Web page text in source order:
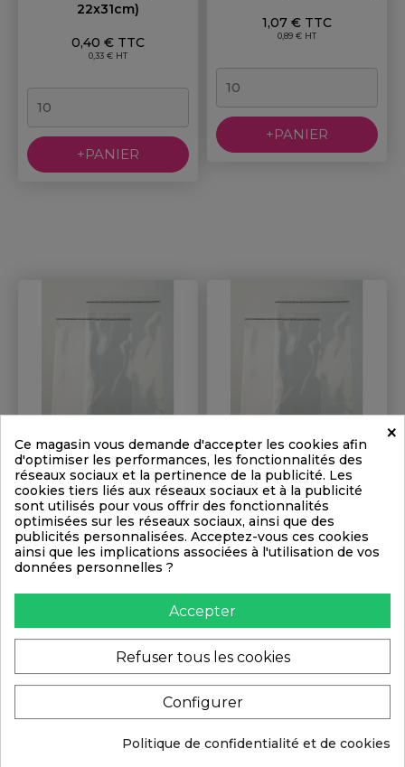
22x31cm)
0,40 € TTC
0,33 € HT
+PANIER
1,07 € TTC
0,89 € HT
+PANIER
Pochette Transparente
30x40cm (brut 31x41cm)
Prix
0,49 € TTC
0,41 € HT
+PANIER
Pochette Transparente
13x18cm (brut 14x19cm)
Prix
0,20 € TTC
0,17 € HT
+PANIER
×
Ce magasin vous demande d'accepter les cookies afin
d'optimiser les performances, les fonctionnalités des
réseaux sociaux et la pertinence de la publicité. Les
cookies tiers liés aux réseaux sociaux et à la publicité
sont utilisés pour vous offrir des fonctionnalités
optimisées sur les réseaux sociaux, ainsi que des
publicités personnalisées. Acceptez-vous ces cookies
ainsi que les implications associées à l'utilisation de vos
données personnelles ?
Accepter
Refuser tous les cookies
Configurer
Politique de confidentialité et de cookies